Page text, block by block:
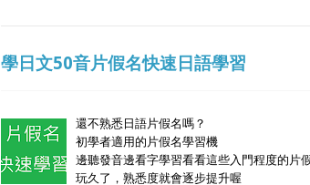
學日文50音片假名快速日語學習
還不熟悉日語片假名嗎？
初學者適用的片假名學習機
邊聽發音邊看字學習看看這些入門程度的片
玩久了，熟悉度就會逐步提升喔